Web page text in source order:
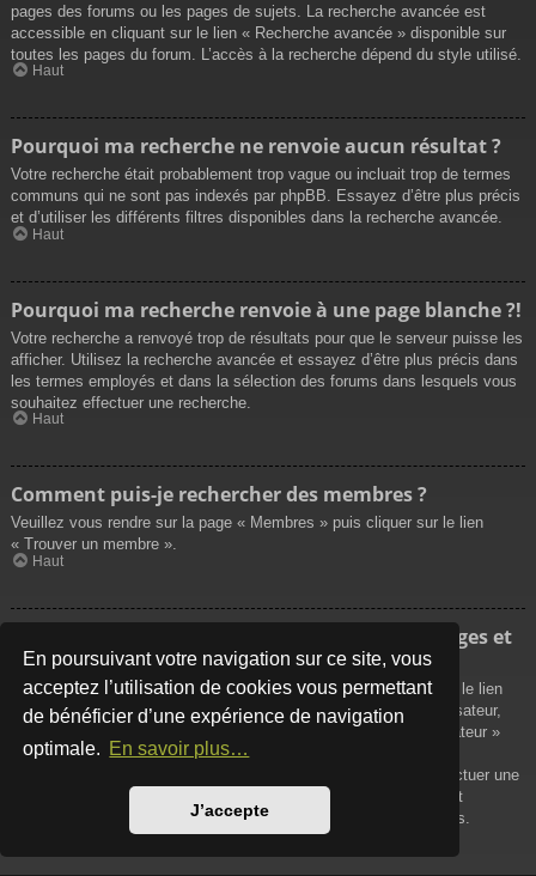
En poursuivant votre navigation sur ce site, vous
acceptez l’utilisation de cookies vous permettant
de bénéficier d’une expérience de navigation
optimale. En savoir plus…
J’accepte
pages des forums ou les pages de sujets. La recherche avancée est
accessible en cliquant sur le lien « Recherche avancée » disponible sur
toutes les pages du forum. L’accès à la recherche dépend du style utilisé.
Haut
Pourquoi ma recherche ne renvoie aucun résultat ?
Votre recherche était probablement trop vague ou incluait trop de termes
communs qui ne sont pas indexés par phpBB. Essayez d’être plus précis
et d’utiliser les différents filtres disponibles dans la recherche avancée.
Haut
Pourquoi ma recherche renvoie à une page blanche ?!
Votre recherche a renvoyé trop de résultats pour que le serveur puisse les
afficher. Utilisez la recherche avancée et essayez d’être plus précis dans
les termes employés et dans la sélection des forums dans lesquels vous
souhaitez effectuer une recherche.
Haut
Comment puis-je rechercher des membres ?
Veuillez vous rendre sur la page « Membres » puis cliquer sur le lien
« Trouver un membre ».
Haut
Comment puis-je retrouver mes propres messages et
sujets ?
Vos propres messages peuvent être affichés soit en cliquant sur le lien
« Afficher vos messages » dans le panneau de contrôle de l’utilisateur,
soit en cliquant sur le lien « Rechercher les messages de l’utilisateur »
sur la page de votre propre profil ou soit en cliquant sur le menu
« Raccourcis » situé sur la partie supérieure du forum. Pour effectuer une
recherche de vos propres sujets, utilisez la recherche avancée et
remplissez convenablement les options qui vous sont disponibles.